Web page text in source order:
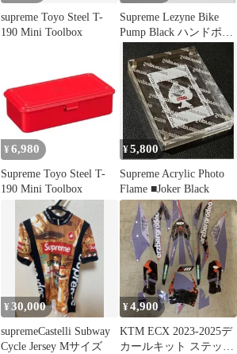
supreme Toyo Steel T-
190 Mini Toolbox
Supreme Lezyne Bike
Pump Black ハンドポン
プ 黒
¥ 6,980
Supreme Toyo Steel T-
190 Mini Toolbox
¥5,800
Supreme Acrylic Photo
Flame ■Joker Black
¥30,000
supremeCastelli Subway
Cycle Jersey Mサイズ
¥4,900
KTM ECX 2023-2025デ
カールキット ステッカ